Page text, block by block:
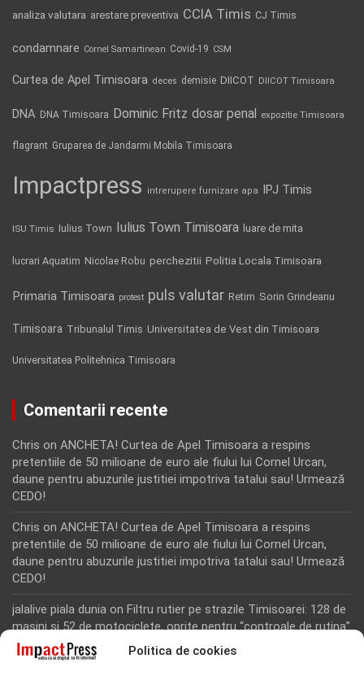
Politica de cookies
analiza valutara arestare preventiva CCIA Timis CJ Timis
condamnare Cornel Samartinean Covid-19 CSM
Curtea de Apel Timisoara deces demisie DIICOT DIICOT Timisoara
DNA DNA Timisoara Dominic Fritz dosar penal expozitie Timisoara
flagrant Gruparea de Jandarmi Mobila Timisoara
Impactpress intrerupere furnizare apa IPJ Timis
ISU Timis Iulius Town Iulius Town Timisoara luare de mita
lucrari Aquatim Nicolae Robu perchezitii Politia Locala Timisoara
Primaria Timisoara protest puls valutar Retim Sorin Grindeanu
Timisoara Tribunalul Timis Universitatea de Vest din Timisoara
Universitatea Politehnica Timisoara
Comentarii recente
Chris on ANCHETA! Curtea de Apel Timisoara a respins
pretentiile de 50 milioane de euro ale fiului lui Cornel Urcan,
daune pentru abuzurile justitiei impotriva tatalui sau! Urmează
CEDO!
Chris on ANCHETA! Curtea de Apel Timisoara a respins
pretentiile de 50 milioane de euro ale fiului lui Cornel Urcan,
daune pentru abuzurile justitiei impotriva tatalui sau! Urmează
CEDO!
jalalive piala dunia on Filtru rutier pe strazile Timisoarei: 128 de
masini si 52 de motociclete, oprite pentru “controale de rutina”
Rodion Camatoritul on Inca un martor din dosarul fraudei cu